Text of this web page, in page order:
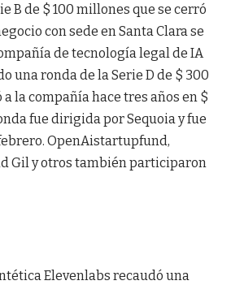
B de $ 100 millones que se cerró
con sede en Santa Clara se
de tecnología legal de IA
una ronda de la Serie D de $ 300
la compañía hace tres años en $
fue dirigida por Sequoia y fue
OpenAistartupfund,
Gil y otros también participaron
Elevenlabs recaudó una